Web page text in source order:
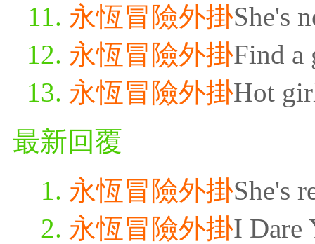
永恆冒險外掛She's
永恆冒險外掛Find a
永恆冒險外掛Hot
最新回覆
永恆冒險外掛She's
永恆冒險外掛I Dare